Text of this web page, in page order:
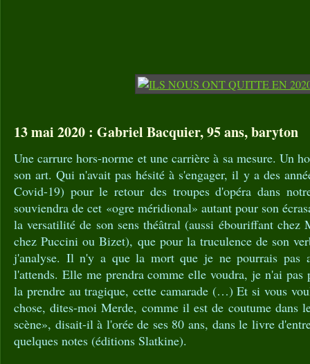
13 mai 2020 : Gabriel Bacquier, 95 ans, baryton
Une carrure hors-norme et une carrière à sa mesure. Un
son art. Qui n'avait pas hésité à s'engager, il y a des
Covid-19) pour le retour des troupes d'opéra dans
souviendra de cet «ogre méridional» autant pour son
la versatilité de son sens théâtral (aussi ébouriffant chez
chez Puccini ou Bizet), que pour la truculence de son
j'analyse. Il n'y a que la mort que je ne pourrais pas
l'attends. Elle me prendra comme elle voudra, je n'ai
la prendre au tragique, cette camarade (…) Et si vous
chose, dites-moi Merde, comme il est de coutume dans
scène», disait-il à l'orée de ses 80 ans, dans le livre
quelques notes (éditions Slatkine).